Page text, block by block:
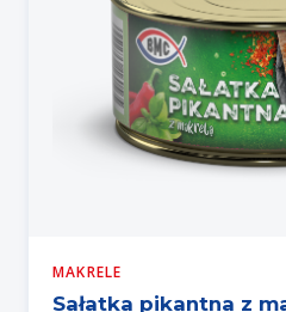
MAKRELE
Sałatka pikantna z